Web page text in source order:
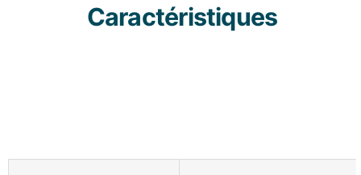
Caractéristiques